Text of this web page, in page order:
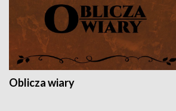
Oblicza wiary